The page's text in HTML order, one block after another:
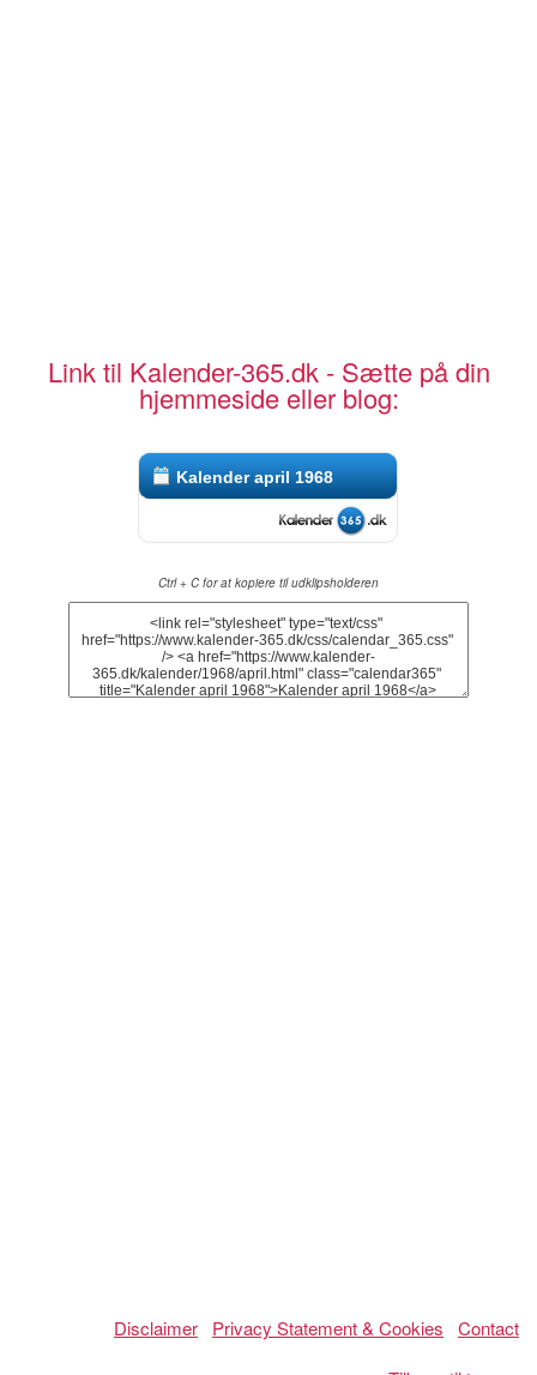
Link til Kalender-365.dk - Sætte på din
hjemmeside eller blog:
Kalender april 1968
Ctrl + C for at kopiere til udklipsholderen
Disclaimer Privacy Statement & Cookies
Contact